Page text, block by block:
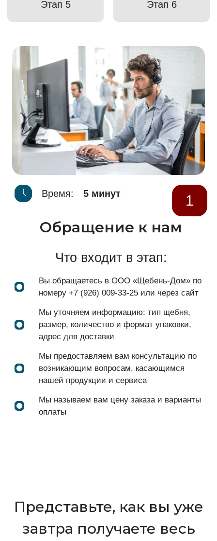
Этап 5 Этап 6
Время: 5 минут 1
Обращение к нам
Что входит в этап:
Вы обращаетесь в ООО «Щебень-Дом» по
номеру +7 (926) 009-33-25 или через сайт
Мы уточняем информацию: тип щебня,
размер, количество и формат упаковки,
адрес для доставки
Мы предоставляем вам консультацию по
возникающим вопросам, касающимся
нашей продукции и сервиса
Мы называем вам цену заказа и варианты
оплаты
Представьте, как вы уже
завтра получаете весь